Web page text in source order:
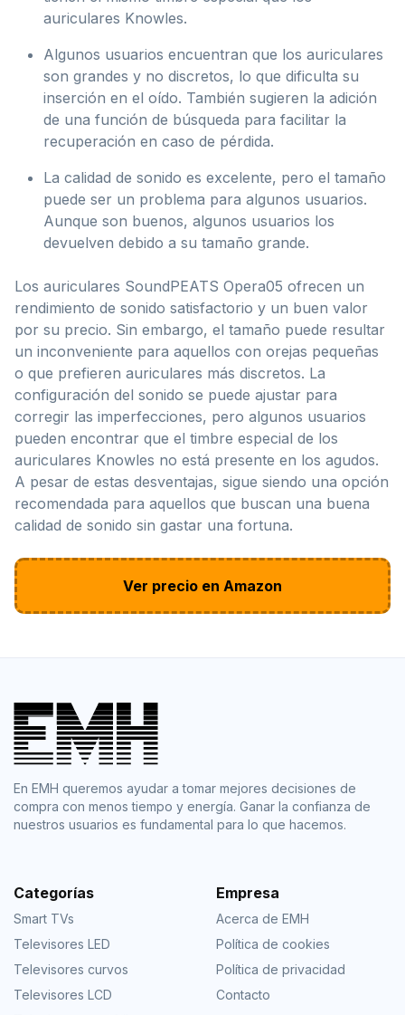
auriculares Knowles.
Algunos usuarios encuentran que los auriculares
son grandes y no discretos, lo que dificulta su
inserción en el oído. También sugieren la adición
de una función de búsqueda para facilitar la
recuperación en caso de pérdida.
La calidad de sonido es excelente, pero el tamaño
puede ser un problema para algunos usuarios.
Aunque son buenos, algunos usuarios los
devuelven debido a su tamaño grande.
Los auriculares SoundPEATS Opera05 ofrecen un
rendimiento de sonido satisfactorio y un buen valor
por su precio. Sin embargo, el tamaño puede resultar
un inconveniente para aquellos con orejas pequeñas
o que prefieren auriculares más discretos. La
configuración del sonido se puede ajustar para
corregir las imperfecciones, pero algunos usuarios
pueden encontrar que el timbre especial de los
auriculares Knowles no está presente en los agudos.
A pesar de estas desventajas, sigue siendo una opción
recomendada para aquellos que buscan una buena
calidad de sonido sin gastar una fortuna.
Ver precio en Amazon
En EMH queremos ayudar a tomar mejores decisiones de
compra con menos tiempo y energía. Ganar la confianza de
nuestros usuarios es fundamental para lo que hacemos.
Categorías
Smart TVs
Televisores LED
Televisores curvos
Televisores LCD
Empresa
Acerca de EMH
Política de cookies
Política de privacidad
Contacto